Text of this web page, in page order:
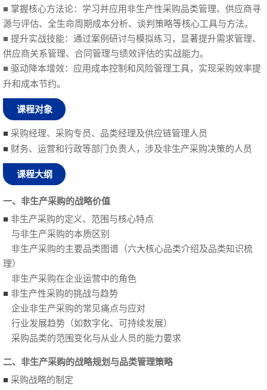
■ 掌握核心方法论：学习并应用非生产性采购品类管理、供应商寻
源与评估、全生命周期成本分析、谈判策略等核心工具与方法。
■ 提升实战技能：通过案例研讨与模拟练习，显著提升需求管理、
供应商关系管理、合同管理与绩效评估的实战能力。
■ 驱动降本增效：应用成本控制和风险管理工具，实现采购效率提
升和成本节约。
课程对象
■ 采购经理、采购专员、品类经理及供应链管理人员
■ 财务、运营和行政等部门负责人，涉及非生产采购决策的人员
课程大纲
一、非生产采购的战略价值
■ 非生产采购的定义、范围与核心特点
与非生产采购的本质区别
非生产采购的主要品类图谱（六大核心品类介绍及品类知识梳
理）
非生产采购在企业运营中的角色
■ 非生产性采购的挑战与趋势
企业非生产采购的常见痛点与应对
行业发展趋势（如数字化、可持续发展）
采购品类的范围变化与从业人员的能力要求
二、非生产采购的战略规划与品类管理策略
■ 采购战略的制定